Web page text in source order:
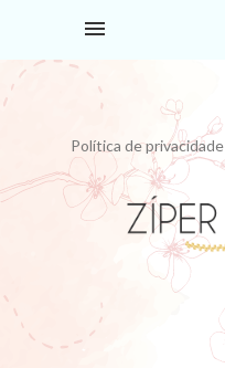
Política de privacidade